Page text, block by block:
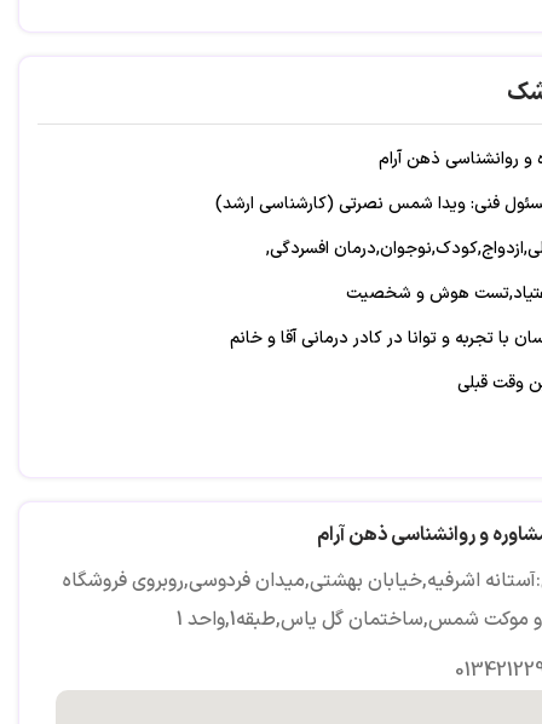
و روانشناسی ذهن آرام
فنی: ویدا شمس نصرتی (کارشناسی ارشد)
افسردگی,
هوش و شخصیت
با تجربه و توانا در کادر درمانی آقا و خانم
وقت قبلی
و روانشناسی ذهن آرام
اشرفیه,خیابان بهشتی,میدان فردوسی,روبروی فروشگاه
شمس,ساختمان گل یاس,طبقه1,واحد 1